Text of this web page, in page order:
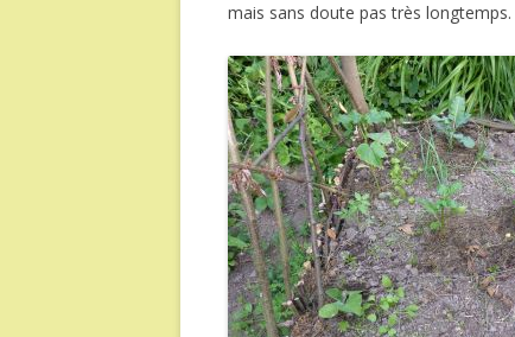
mais sans doute pas très longtemps.